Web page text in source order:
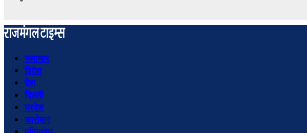
समाचार
विदेश
देश
दिल्ली
प्रदेश
कारोबार